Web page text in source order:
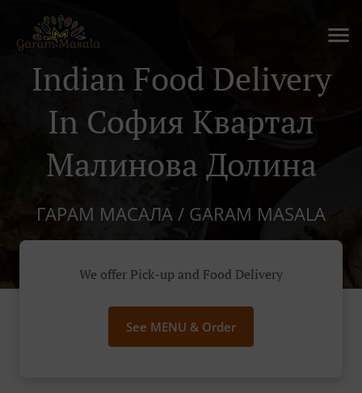
Indian Food Delivery
In София Квартал
Малинова Долина
ГАРАМ МАСАЛА / GARAM MASALA
We offer Pick-up and Food Delivery
See MENU & Order